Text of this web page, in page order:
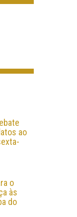
ao
o
às
do